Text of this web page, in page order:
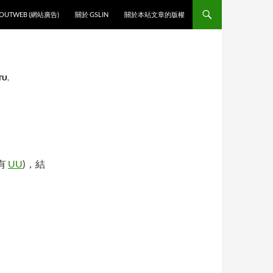
(網站廣告)
關於 GSLIN 關於本站文章的版權
,
UU)，結